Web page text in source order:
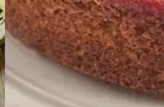
Sommermad